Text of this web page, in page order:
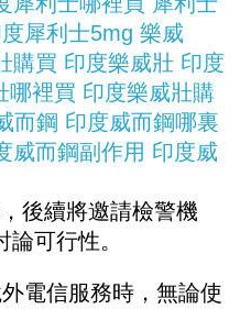
犀利士5mg 樂威
購買 印度樂威壯 印度
哪裡買 印度樂威壯購
而鋼 印度威而鋼哪裏
威而鋼副作用 印度威
後續將邀請檢警機
可行性。
電信服務時，無論使